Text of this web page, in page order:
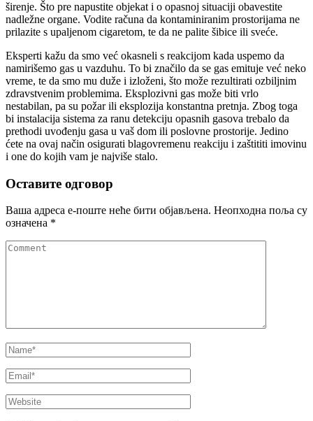
širenje. Što pre napustite objekat i o opasnoj situaciji obavestite
nadležne organe. Vodite računa da kontaminiranim prostorijama ne
prilazite s upaljenom cigaretom, te da ne palite šibice ili sveće.
Eksperti kažu da smo već okasneli s reakcijom kada uspemo da
namirišemo gas u vazduhu. To bi značilo da se gas emituje već neko
vreme, te da smo mu duže i izloženi, što može rezultirati ozbiljnim
zdravstvenim problemima. Eksplozivni gas može biti vrlo
nestabilan, pa su požar ili eksplozija konstantna pretnja. Zbog toga
bi instalacija sistema za ranu detekciju opasnih gasova trebalo da
prethodi uvođenju gasa u vaš dom ili poslovne prostorije. Jedino
ćete na ovaj način osigurati blagovremenu reakciju i zaštititi imovinu
i one do kojih vam je najviše stalo.
Оставите одговор
Ваша адреса е-поште неће бити објављена. Неопходна поља су
означена *
Comment
Name*
Email*
Website